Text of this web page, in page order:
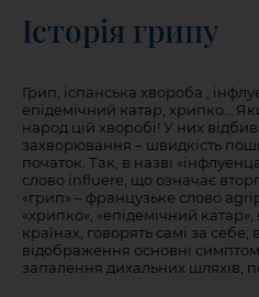
Історія грипу
Грип, іспанська хвороба ,
епідемічний катар, хрипко…
народ цій хворобі! У них
захворювання – швидкість
початок. Так, в назві
слово influere, що означає
«грип» – французьке слово
«хрипко», «епідемічний
країнах, говорять самі за
відображення основні
запалення дихальних шляхів,